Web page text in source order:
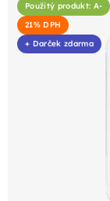
Použitý produkt: A-
21% DPH
+ Darček zdarma